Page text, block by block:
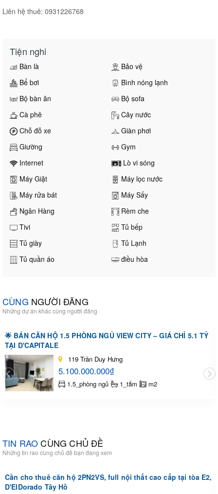
Liên hệ thuê: 0931226768
Tiện nghi
Bàn là
Bảo vệ
Bể bơi
Bình nóng lạnh
Bộ bàn ăn
Bộ sofa
Cà phê
Cây nước
Chỗ đỗ xe
Giàn phơi
Giường
Gym
Internet
Lò vi sóng
Máy Giặt
Máy lọc nước
Máy rửa bát
Máy Sấy
Ngân Hàng
Rèm che
Tivi
Tủ bếp
Tủ giày
Tủ Lạnh
Tủ quần áo
điều hòa
CÙNG NGƯỜI ĐĂNG
Những dự án khác cùng người đăng
🌟 BÁN CĂN HỘ 1.5 PHÒNG NGỦ VIEW CITY – GIÁ CHỈ 5.1 TỶ
TẠI D'CAPITALE
119 Trần Duy Hưng
5.100.000.000₫
1.5_phòng ngủ 1_tắm m2
TIN RAOCÙNG CHỦ ĐỀ
Những tin rao cùng chủ đề bạn đang xem
Cần cho thuê căn hộ 2PN2VS, full nội thất cao cấp tại tòa E2,
D'ElDorado Tây Hồ